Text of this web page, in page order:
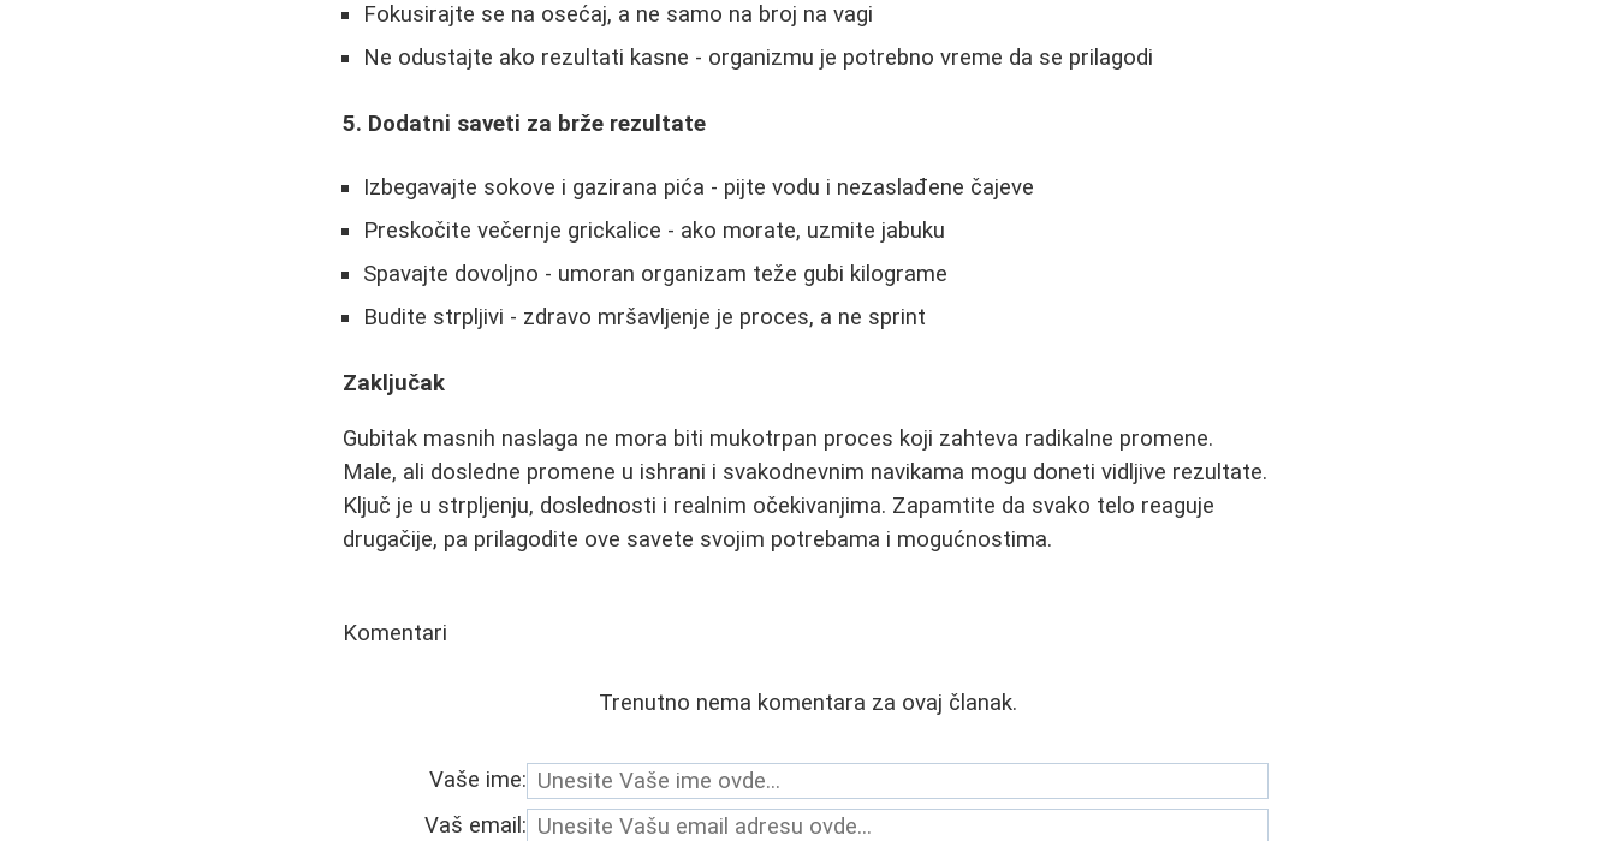
Fokusirajte se na osećaj, a ne samo na broj na vagi
Ne odustajte ako rezultati kasne - organizmu je potrebno vreme da se prilagodi
5. Dodatni saveti za brže rezultate
Izbegavajte sokove i gazirana pića - pijte vodu i nezaslađene čajeve
Preskočite večernje grickalice - ako morate, uzmite jabuku
Spavajte dovoljno - umoran organizam teže gubi kilograme
Budite strpljivi - zdravo mršavljenje je proces, a ne sprint
Zaključak
Gubitak masnih naslaga ne mora biti mukotrpan proces koji zahteva radikalne promene.
Male, ali dosledne promene u ishrani i svakodnevnim navikama mogu doneti vidljive rezultate.
Ključ je u strpljenju, doslednosti i realnim očekivanjima. Zapamtite da svako telo reaguje
drugačije, pa prilagodite ove savete svojim potrebama i mogućnostima.
Komentari
Trenutno nema komentara za ovaj članak.
Vaše ime:
Vaš email: